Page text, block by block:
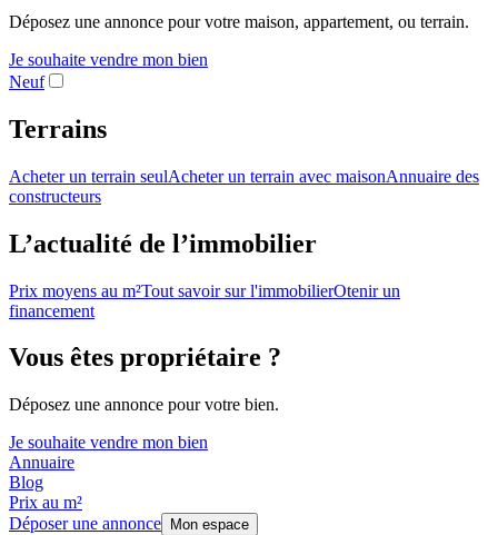
Déposez une annonce pour votre maison, appartement, ou terrain.
Je souhaite vendre mon bien
Neuf
Terrains
Acheter un terrain seulAcheter un terrain avec maisonAnnuaire des
constructeurs
L’actualité de l’immobilier
Prix moyens au m²Tout savoir sur l'immobilierOtenir un
financement
Vous êtes propriétaire ?
Déposez une annonce pour votre bien.
Je souhaite vendre mon bien
Annuaire
Blog
Prix au m²
Déposer une annonce
Mon espace